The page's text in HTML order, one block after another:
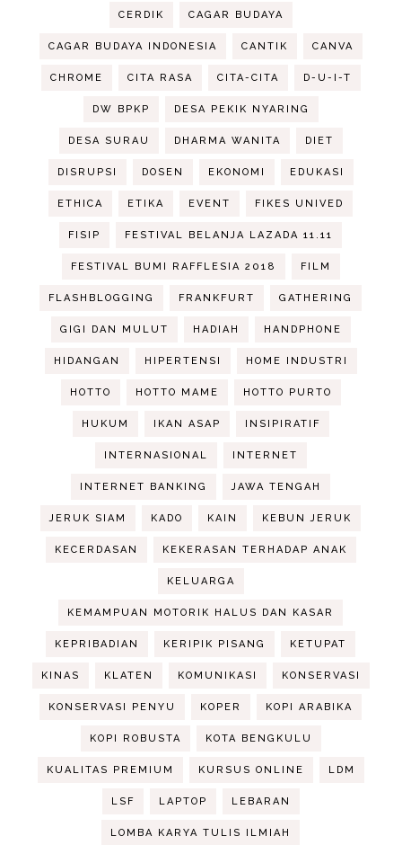
CERDIK CAGAR BUDAYA
CAGAR BUDAYA INDONESIA CANTIK CANVA
CHROME CITA RASA CITA-CITA D-U-I-T
DW BPKP DESA PEKIK NYARING
DESA SURAU DHARMA WANITA DIET
DISRUPSI DOSEN EKONOMI EDUKASI
ETHICA ETIKA EVENT FIKES UNIVED
FISIP FESTIVAL BELANJA LAZADA 11.11
FESTIVAL BUMI RAFFLESIA 2018 FILM
FLASHBLOGGING FRANKFURT GATHERING
GIGI DAN MULUT HADIAH HANDPHONE
HIDANGAN HIPERTENSI HOME INDUSTRI
HOTTO HOTTO MAME HOTTO PURTO
HUKUM IKAN ASAP INSIPIRATIF
INTERNASIONAL INTERNET
INTERNET BANKING JAWA TENGAH
JERUK SIAM KADO KAIN KEBUN JERUK
KECERDASAN KEKERASAN TERHADAP ANAK
KELUARGA
KEMAMPUAN MOTORIK HALUS DAN KASAR
KEPRIBADIAN KERIPIK PISANG KETUPAT
KINAS KLATEN KOMUNIKASI KONSERVASI
KONSERVASI PENYU KOPER KOPI ARABIKA
KOPI ROBUSTA KOTA BENGKULU
KUALITAS PREMIUM KURSUS ONLINE LDM
LSF LAPTOP LEBARAN
LOMBA KARYA TULIS ILMIAH